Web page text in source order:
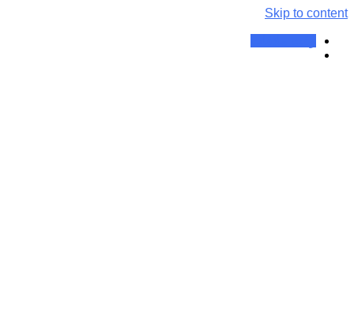
Skip to content